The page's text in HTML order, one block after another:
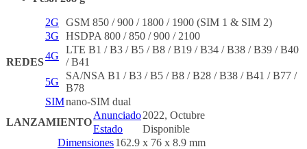
REDES
2G
GSM 850 / 900 / 1800 / 1900 (SIM 1 & SIM 2)
3G
HSDPA 800 / 850 / 900 / 2100
4G
LTE B1 / B3 / B5 / B8 / B19 / B34 / B38 / B39 / B40
/ B41
5G
SA/NSA B1 / B3 / B5 / B8 / B28 / B38 / B41 / B77 /
B78
SIMnano-SIM dual
LANZAMIENTO
Anunciado2022, Octubre
Estado
Disponible
Dimensiones162.9 x 76 x 8.9 mm